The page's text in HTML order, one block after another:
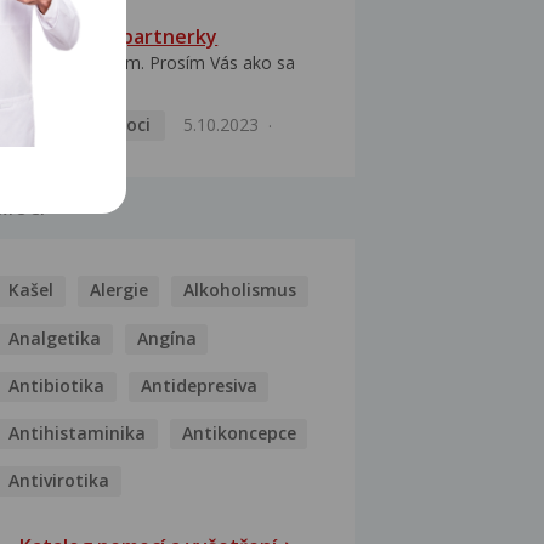
HPV typ 52 u partnerky
Dobrý deň prajem. Prosím Vás ako sa
Pohlavní nemoci
5.10.2023
Kašel Alergie Alkoholismus
Analgetika Angína
Antibiotika Antidepresiva
Antihistaminika Antikoncepce
Antivirotika